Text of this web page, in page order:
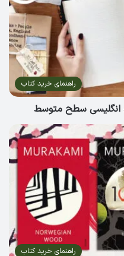
راهنمای خرید کتاب
انگلیسی سطح متوسط
راهنمای خرید کتاب